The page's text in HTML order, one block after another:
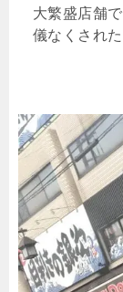
大繁盛店舗
儀なくされた